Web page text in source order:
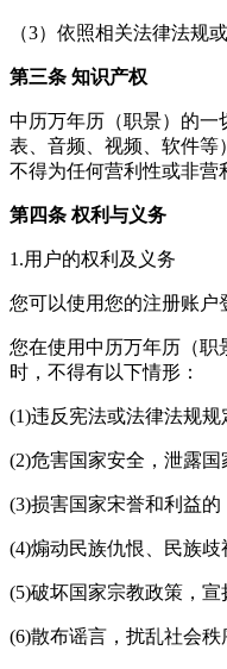
（3）依照相关法律法规
第三条 知识产权
中历万年历（职景）的一
表、音频、视频、软件等
不得为任何营利性或非营
第四条 权利与义务
1.用户的权利及义务
您可以使用您的注册账户
您在使用中历万年历（职
时，不得有以下情形：
(1)违反宪法或法律法规规
(2)危害国家安全，泄露
(3)损害国家宋誉和利益
(4)煽动民族仇恨、民族
(5)破坏国家宗教政策，
(6)散布谣言，扰乱社会